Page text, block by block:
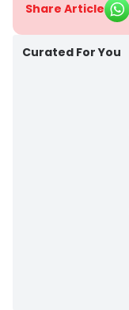
Share Article
Curated For You